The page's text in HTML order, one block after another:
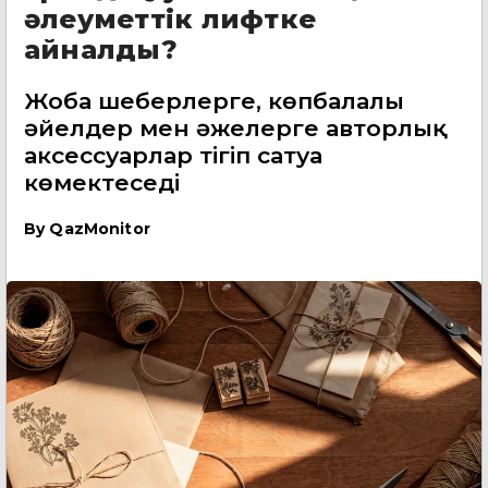
әлеуметтік лифтке
айналды?
Жоба шеберлерге, көпбалалы
әйелдер мен әжелерге авторлық
аксессуарлар тігіп сатуға
көмектеседі
By QazMonitor